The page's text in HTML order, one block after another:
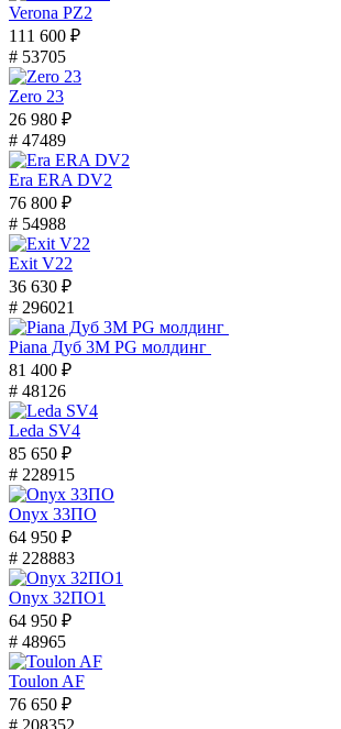
Verona PZ2
111 600 ₽
# 53705
Zero 23
26 980 ₽
# 47489
Era ERA DV2
76 800 ₽
# 54988
Exit V22
36 630 ₽
# 296021
Piana Дуб 3M PG молдинг
81 400 ₽
# 48126
Leda SV4
85 650 ₽
# 228915
Onyx 33ПО
64 950 ₽
# 228883
Onyx 32ПО1
64 950 ₽
# 48965
Toulon AF
76 650 ₽
# 208352